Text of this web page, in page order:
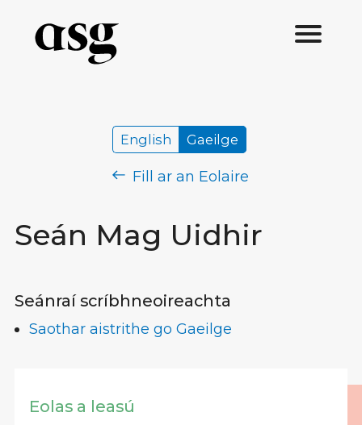
Seán Mag Uidhir
English Gaeilge
Fill ar an Eolaire
Seánraí scríbhneoireachta
Saothar aistrithe go Gaeilge
Eolas a leasú